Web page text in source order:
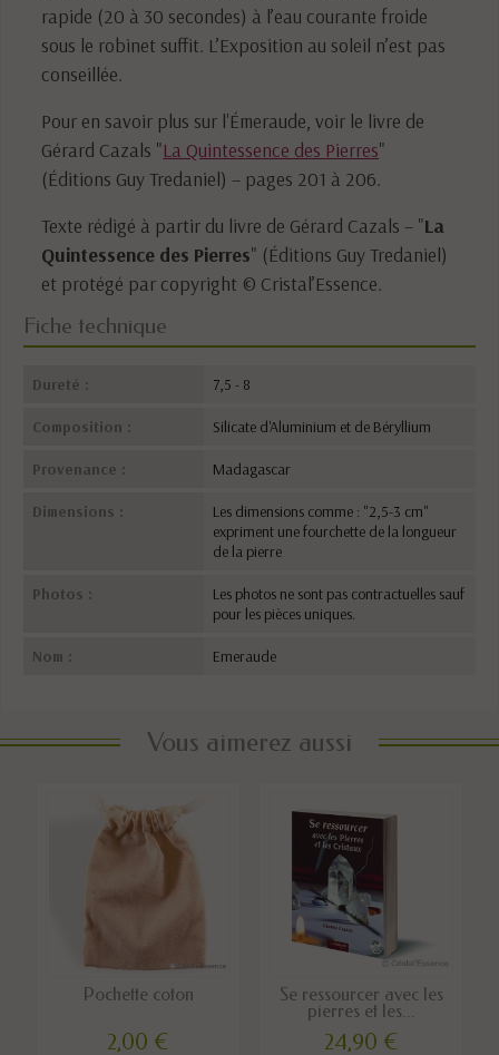
rapide (20 à 30 secondes) à l’eau courante froide
sous le robinet suffit. L’Exposition au soleil n’est pas
conseillée.
Pour en savoir plus sur l'Émeraude, voir le livre de
Gérard Cazals "La Quintessence des Pierres"
(Éditions Guy Tredaniel) – pages 201 à 206.
Texte rédigé à partir du livre de Gérard Cazals – "La
Quintessence des Pierres" (Éditions Guy Tredaniel)
et protégé par copyright © Cristal’Essence.
Fiche technique
Dureté : 7,5 - 8
Composition : Silicate d'Aluminium et de Béryllium
Provenance : Madagascar
Dimensions :
Les dimensions comme : "2,5-3 cm"
expriment une fourchette de la longueur
de la pierre
Photos :
Les photos ne sont pas contractuelles sauf
pour les pièces uniques.
Nom : Emeraude
Vous aimerez aussi
Pochette coton
2,00 €
Se ressourcer avec les
pierres et les...
24,90 €